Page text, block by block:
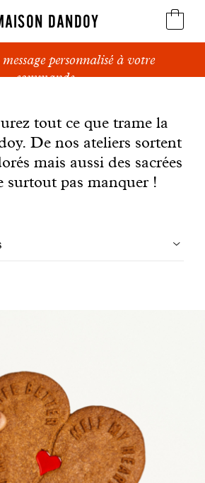
DANDOY
Speculoos
Pains sucrés
Gâteaux
Manifesto
Family
Boutiques
personnalisé à votre
commande.
tout ce que trame la
De nos ateliers sortent
mais aussi des sacrées
surtout pas manquer !